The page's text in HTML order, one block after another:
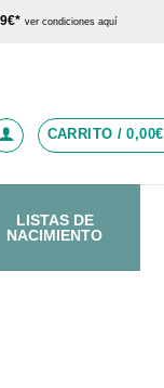
ver condiciones aquí
CARRITO /0,00€
LISTAS DE
NACIMIENTO